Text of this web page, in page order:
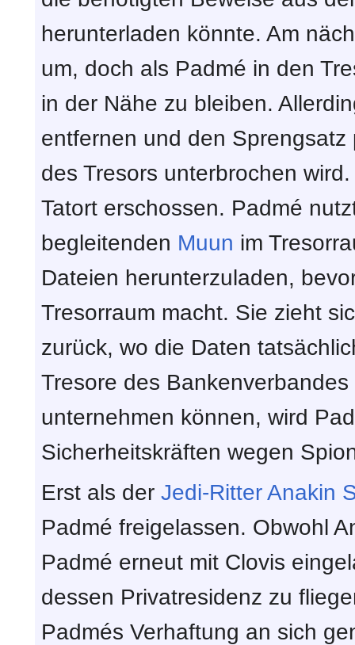
herunterladen könnte. Am
um, doch als Padmé in den
in der Nähe zu bleiben.
entfernen und den
des Tresors unterbrochen
Tatort erschossen. Padmé
begleitenden Muun im
Dateien herunterzuladen,
Tresorraum macht. Sie zieht
zurück, wo die Daten
Tresore des
unternehmen können, wird
Sicherheitskräften wegen
Erst als der Jedi-RitterAnakin
Padmé freigelassen. Obwohl
Padmé erneut mit Clovis
dessen Privatresidenz zu
Padmés Verhaftung an sich